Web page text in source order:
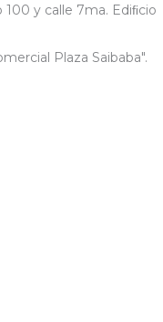
y calle 7ma. Ediﬁcio
Plaza Saibaba".